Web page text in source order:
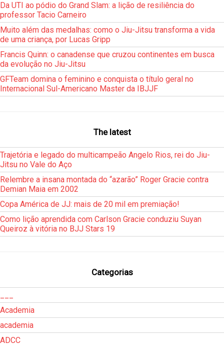
Da UTI ao pódio do Grand Slam: a lição de resiliência do
professor Tacio Carneiro
Muito além das medalhas: como o Jiu-Jitsu transforma a vida
de uma criança, por Lucas Gripp
Francis Quinn: o canadense que cruzou continentes em busca
da evolução no Jiu-Jitsu
GFTeam domina o feminino e conquista o título geral no
Internacional Sul-Americano Master da IBJJF
The latest
Trajetória e legado do multicampeão Angelo Rios, rei do Jiu-
Jitsu no Vale do Aço
Relembre a insana montada do “azarão” Roger Gracie contra
Demian Maia em 2002
Copa América de JJ: mais de 20 mil em premiação!
Como lição aprendida com Carlson Gracie conduziu Suyan
Queiroz à vitória no BJJ Stars 19
Categorias
Academia
academia
ADCC